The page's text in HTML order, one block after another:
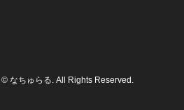
© なちゅらる . All Rights Reserved.